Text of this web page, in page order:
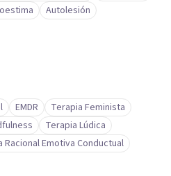
Autolesión
EMDR
Terapia Feminista
Terapia Lúdica
Racional Emotiva Conductual